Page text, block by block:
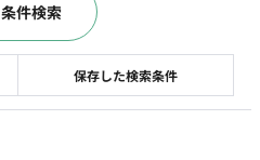
保存した検索条件
条件検索